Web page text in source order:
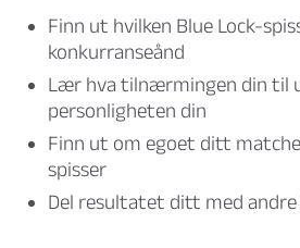
Finn ut hvilken Blue Lock-
konkurranseånd
Lær hva tilnærmingen din til
personligheten din
Finn ut om egoet ditt
spisser
Del resultatet ditt med andre